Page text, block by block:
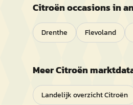
Citroënoccasions in
Drenthe Flevoland
MeerCitroën
Landelijk overzichtCitroën